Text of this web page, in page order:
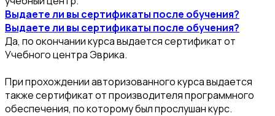
Выдаете ли вы сертификаты после обучения?
Выдаете ли вы сертификаты после обучения?
Да, по окончании курса выдается сертификат от
Учебного центра Эврика.
При прохождении авторизованного курса выдается
также сертификат от производителя программного
обеспечения, по которому был прослушан курс.